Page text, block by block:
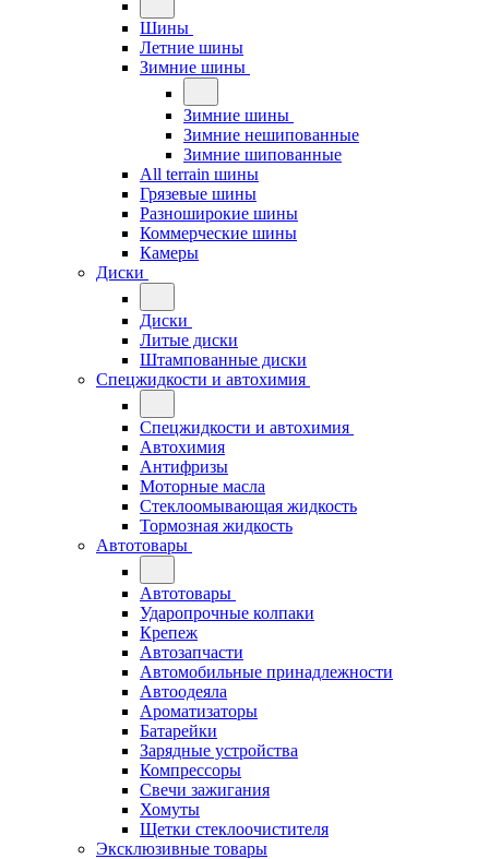
Шины
Летние шины
Зимние шины
Зимние шины
Зимние нешипованные
Зимние шипованные
All terrain шины
Грязевые шины
Разноширокие шины
Коммерческие шины
Камеры
Диски
Диски
Литые диски
Штампованные диски
Спецжидкости и автохимия
Спецжидкости и автохимия
Автохимия
Антифризы
Моторные масла
Стеклоомывающая жидкость
Тормозная жидкость
Автотовары
Автотовары
Ударопрочные колпаки
Крепеж
Автозапчасти
Автомобильные принадлежности
Автоодеяла
Ароматизаторы
Батарейки
Зарядные устройства
Компрессоры
Свечи зажигания
Хомуты
Щетки стеклоочистителя
Эксклюзивные товары